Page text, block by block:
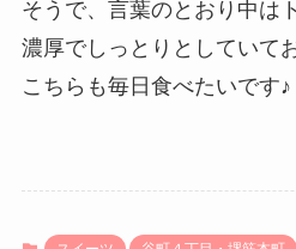
そうで、言葉のとおり中は
濃厚でしっとりとしていて
こちらも毎日食べたいです♪